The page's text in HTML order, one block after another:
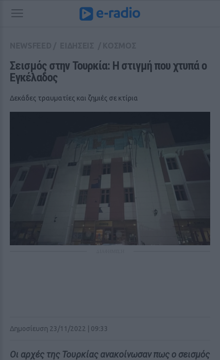
Σεισμός στην Τουρκία: Η στιγμή που χτυπά ο
Εγκέλαδος
Δεκάδες τραυματίες και ζημιές σε κτίρια
Δημοσίευση 23/11/2022 | 09:33
Οι αρχές της Τουρκίας ανακοίνωσαν πως ο σεισμός